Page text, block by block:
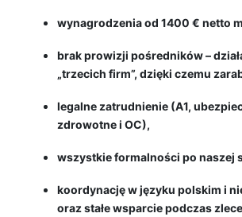
wynagrodzenia od 1400 € netto
brak prowizji pośredników –
„trzecich firm”, dzięki czemu
legalne zatrudnienie (A1,
zdrowotne i OC),
wszystkie formalności po naszej
koordynację w języku polskim i
oraz stałe wsparcie podczas